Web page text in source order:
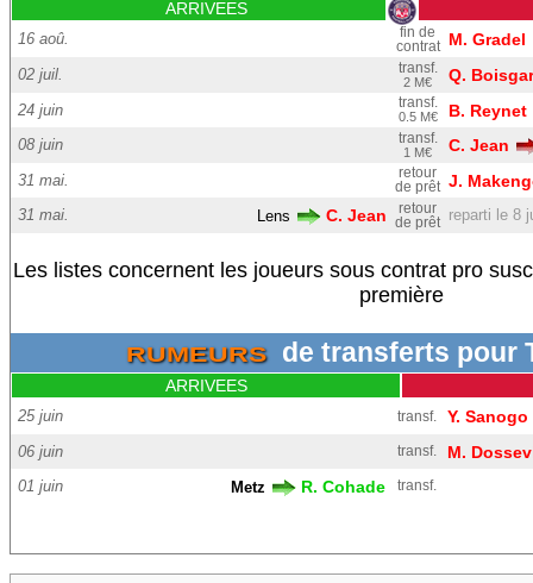
ARRIVEES
16 aoû.
fin de
contrat
M. Gradel
02 juil. transf.
2 M€ Q.
24 juin transf.
0.5 M€ B. Reynet
08 juin transf.
1 M€ C. Jean
31 mai.
retour
de prêt J.
31 mai. Lens C. Jean
retour
de prêt reparti le 8
Les listes concernent les joueurs sous contrat pro
première
RUMEURS de transferts pour
ARRIVEES
25 juin transf. Y. Sanogo
06 juin transf. M.
01 juin Metz R. Cohade transf.